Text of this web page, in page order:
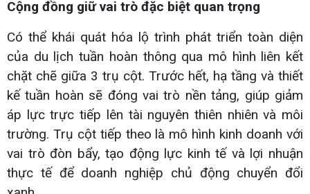
Cộng đồng giữ vai trò đặc biệt quan trọng
Có thể khái quát hóa lộ trình phát triển toàn diện
của du lịch tuần hoàn thông qua mô hình liên kết
chặt chẽ giữa 3 trụ cột. Trước hết, hạ tầng và thiết
kế tuần hoàn sẽ đóng vai trò nền tảng, giúp giảm
áp lực trực tiếp lên tài nguyên thiên nhiên và môi
trường. Trụ cột tiếp theo là mô hình kinh doanh với
vai trò đòn bẩy, tạo động lực kinh tế và lợi nhuận
thực tế để doanh nghiệp chủ động chuyển đổi